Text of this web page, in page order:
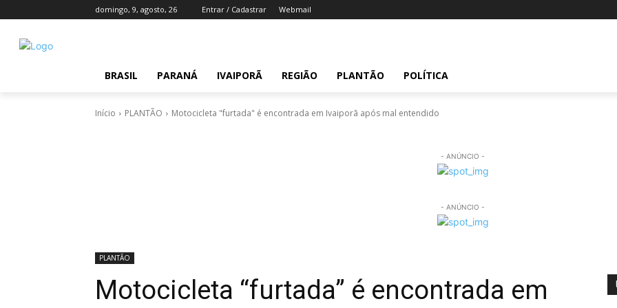
domingo, 9, agosto, 26 Entrar / Cadastrar Webmail
BRASIL PARANÁ IVAIPORÃ REGIÃO PLANTÃO POLÍTICA
Início PLANTÃO Motocicleta "furtada" é encontrada em Ivaiporã após mal entendido
- ANÚNCIO -
- ANÚNCIO -
PLANTÃO
Motocicleta “furtada” é encontrada em